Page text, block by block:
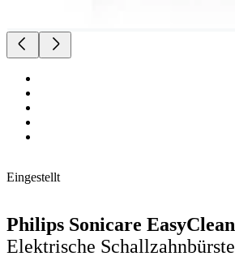
Eingestellt
Philips Sonicare EasyClean
Elektrische Schallzahnbürste